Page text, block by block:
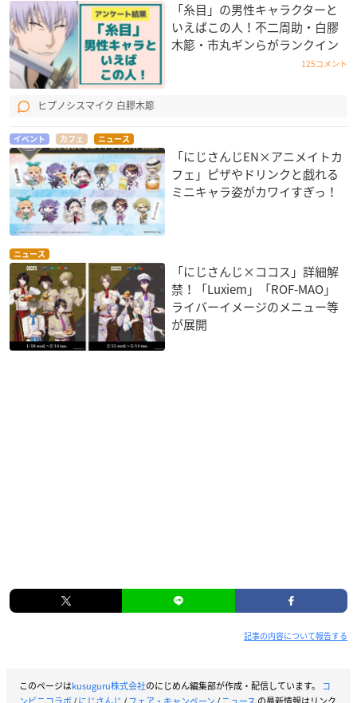
「糸目」の男性キャラクターと
いえばこの人！不二周助・白膠
木簓・市丸ギンらがランクイン
125コメント
ヒプノシスマイク 白膠木簓
イベント カフェ ニュース
「にじさんじEN×アニメイトカ
フェ」ピザやドリンクと戯れる
ミニキャラ姿がカワイすぎっ！
ニュース
「にじさんじ×ココス」詳細解
禁！「Luxiem」「ROF-MAO」
ライバーイメージのメニュー等
が展開
記事の内容について報告する
このページはkusuguru株式会社のにじめん編集部が作成・配信しています。 コ